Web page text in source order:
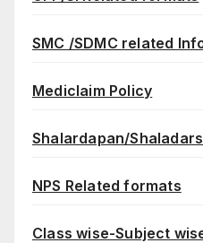
SMC /SDMC related
Mediclaim Policy
Shalardapan/
NPS Related formats
Class wise-Subject